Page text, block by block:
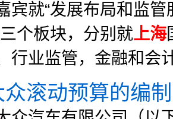
宾就“发展布局和监管
个板块，分别就上海
行业监管，金融和会
众滚动预算的编制